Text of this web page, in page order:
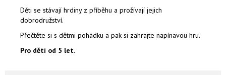
Děti se stávají hrdiny z příběhu a prožívají jejich
dobrodružství.
Přečtěte si s dětmi pohádku a pak si zahrajte napínavou hru.
Pro děti od 5 let.